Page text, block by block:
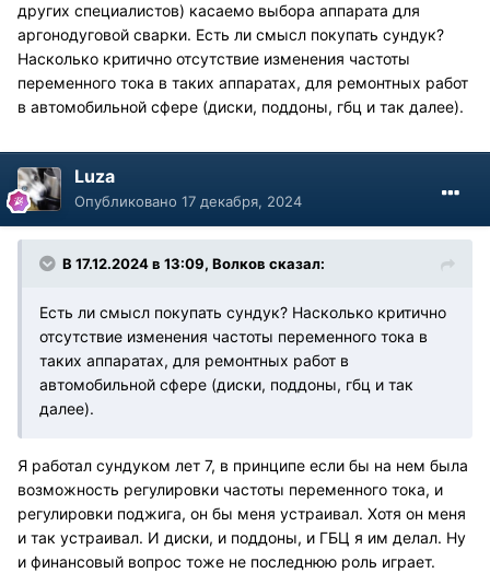
других специалистов) касаемо выбора аппарата для
аргонодуговой сварки. Есть ли смысл покупать сундук?
Насколько критично отсутствие изменения частоты
переменного тока в таких аппаратах, для ремонтных работ
в автомобильной сфере (диски, поддоны, гбц и так далее).
Luza
Опубликовано 17 декабря, 2024
В 17.12.2024 в 13:09, Волков сказал:
Есть ли смысл покупать сундук? Насколько критично
отсутствие изменения частоты переменного тока в
таких аппаратах, для ремонтных работ в
автомобильной сфере (диски, поддоны, гбц и так
далее).
Я работал сундуком лет 7, в принципе если бы на нем была
возможность регулировки частоты переменного тока, и
регулировки поджига, он бы меня устраивал. Хотя он меня
и так устраивал. И диски, и поддоны, и ГБЦ я им делал. Ну
и финансовый вопрос тоже не последнюю роль играет.